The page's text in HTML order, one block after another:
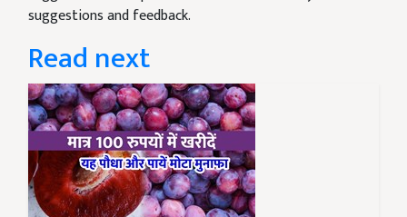
suggestions and feedback.
Read next